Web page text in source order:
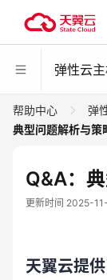
弹性云
帮助中心 弹
典型问题解析与策
Q&A：
更新时间 2025-
天翼云提